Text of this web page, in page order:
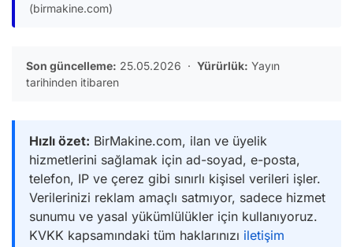
(birmakine.com)
Son güncelleme: 25.05.2026 · Yürürlük: Yayın
tarihinden itibaren
Hızlı özet: BirMakine.com, ilan ve üyelik
hizmetlerini sağlamak için ad-soyad, e-posta,
telefon, IP ve çerez gibi sınırlı kişisel verileri işler.
Verilerinizi reklam amaçlı satmıyor, sadece hizmet
sunumu ve yasal yükümlülükler için kullanıyoruz.
KVKK kapsamındaki tüm haklarınızı iletişim